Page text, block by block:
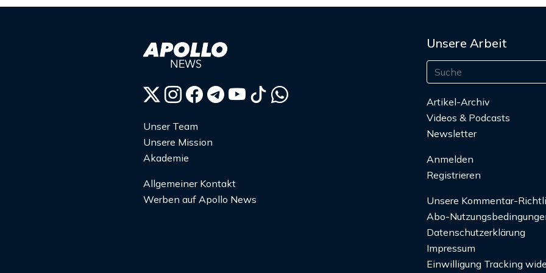
Unser Team
Unsere Mission
Akademie
Allgemeiner Kontakt
Werben auf Apollo News
Unsere Arbeit
Artikel-Archiv
Videos & Podcasts
Newsletter
Anmelden
Registrieren
Unsere Kommentar-
Abo-
Datenschutzerklärung
Impressum
Einwilligung Tracking